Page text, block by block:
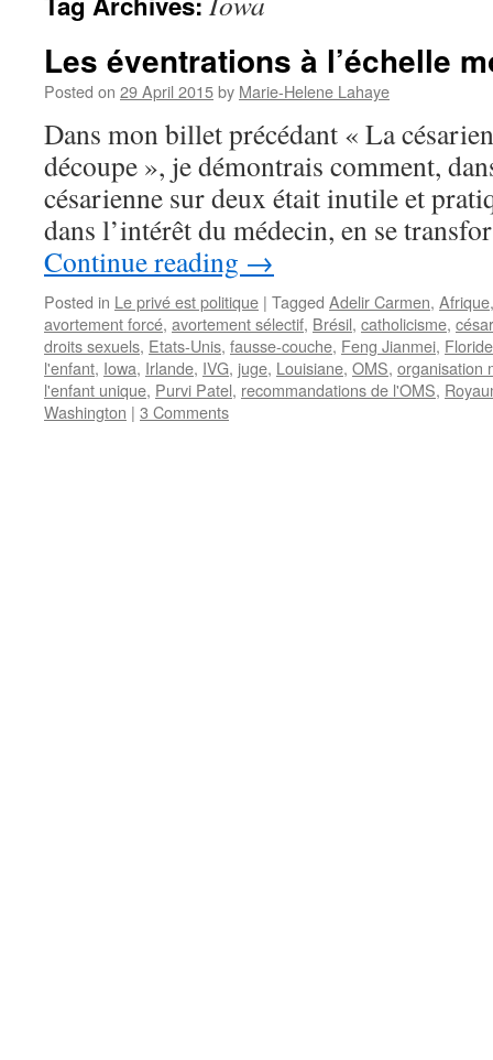
Les éventrations à l’échelle
Posted on 29 April 2015by Marie-Helene Lahaye
Dans mon billet précédant « La
découpe », je démontrais comment,
césarienne sur deux était inutile et
dans l’intérêt du médecin, en se
Continue reading →
Posted in Le privé est politique | Tagged Adelir Carmen, Afrique
avortement forcé, avortement sélectif, Brésil, catholicisme,
droits sexuels, Etats-Unis, fausse-couche, Feng Jianmei, Floride
l'enfant, Iowa, Irlande, IVG, juge, Louisiane, OMS, organisation
l'enfant unique, Purvi Patel, recommandations de l'OMS,
Washington | 3 Comments